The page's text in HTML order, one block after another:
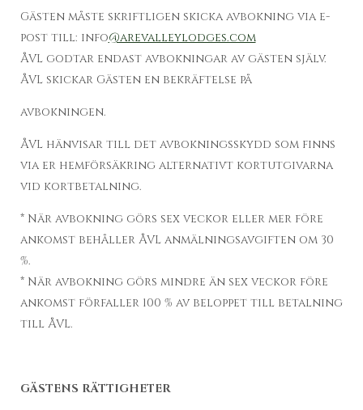
Gästen måste skriftligen skicka avbokning via e-
post till: info@arevalleylodges.com
ÅVL godtar endast avbokningar av gästen själv.
ÅVL skickar Gästen en bekräftelse på
avbokningen.
ÅVL hänvisar till det avbokningsskydd som finns
via er hemförsäkring alternativt kortutgivarna
vid kortbetalning.
* När avbokning görs sex veckor eller mer före
ankomst behåller ÅVL anmälningsavgiften om 30
%.
* När avbokning görs mindre än sex veckor före
ankomst förfaller 100 % av beloppet till betalning
till ÅVL.
GÄSTENS RÄTTIGHETER